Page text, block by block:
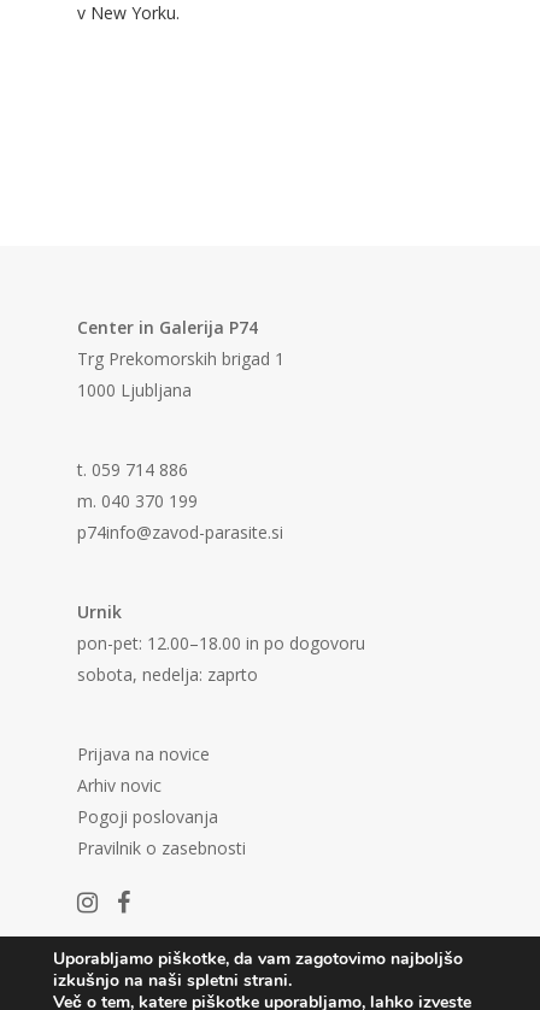
v New Yorku.
Center in Galerija P74
Trg Prekomorskih brigad 1
1000 Ljubljana
t. 059 714 886
m. 040 370 199
p74info@zavod-parasite.si
Urnik
pon-pet: 12.00–18.00 in po dogovoru
sobota, nedelja: zaprto
Prijava na novice
Arhiv novic
Pogoji poslovanja
Pravilnik o zasebnosti
Uporabljamo piškotke, da vam zagotovimo najboljšo
izkušnjo na naši spletni strani.
Več o tem, katere piškotke uporabljamo, lahko izveste